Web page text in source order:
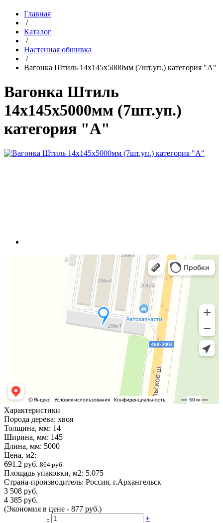
Главная
/
Каталог
/
Настенная обшивка
/
Вагонка Штиль 14х145х5000мм (7шт.уп.) категория "А"
Вагонка Штиль
14х145х5000мм (7шт.уп.)
категория "А"
Характеристики
Порода дерева: хвоя
Толщина, мм: 14
Ширина, мм: 145
Длина, мм: 5000
Цена, м2:
691.2 руб. 864 руб.
Площадь упаковки, м2: 5.075
Страна-производитель: Россия, г.Архангельск
3 508 руб.
4 385 руб.
(Экономия в цене - 877 руб.)
-
+